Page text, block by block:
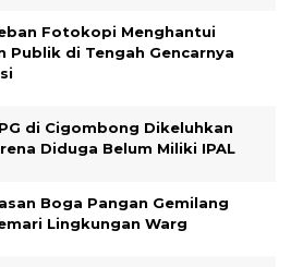
Fotokopi Menghantui
Publik di Tengah Gencarnya
di Cigombong Dikeluhkan
Diduga Belum Miliki IPAL
Boga Pangan Gemilang
Lingkungan Warg